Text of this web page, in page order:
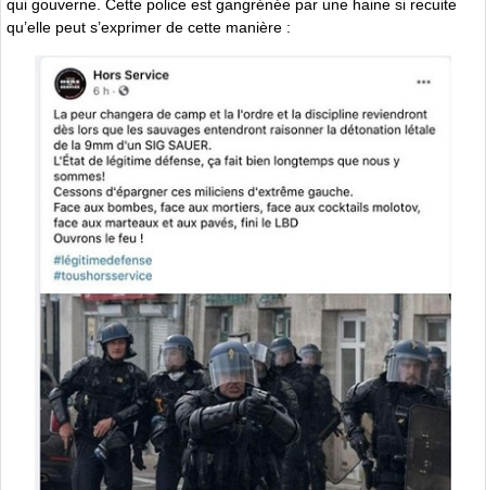
qui gouverne. Cette police est gangrénée par une haine si recuite
qu’elle peut s’exprimer de cette manière :